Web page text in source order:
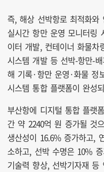
즉, 해상 선박항로 최적화
실시간 항만 운영 모니터링
이터 개발, 컨테이너 화물
시스템 개발 등 선박-항만-
해 기록·항만 운영·화물 정
시스템 통합 플랫폼이 완성
부산항에 디지털 통합 플랫
간 약 2240억 원 증가될 것
생산성이 16.6% 증가하고,
소하고, 선박 수명은 10%
기술력 향상, 선박기자재